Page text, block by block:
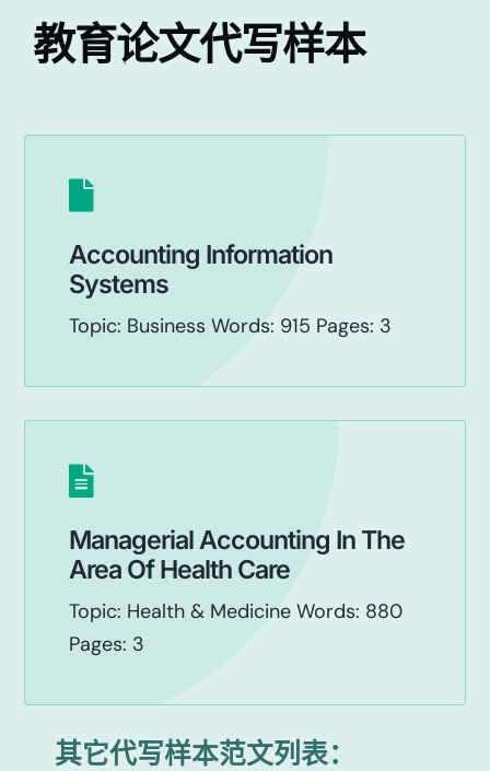
教育论文代写样本
Accounting Information
Systems
Topic: Business Words: 915 Pages: 3
Managerial Accounting In The
Area Of Health Care
Topic: Health & Medicine Words: 880
Pages: 3
其它代写样本范文列表：